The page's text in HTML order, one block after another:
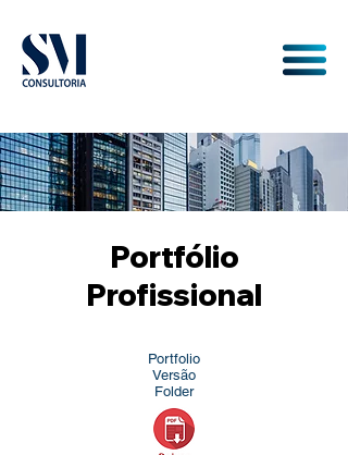
Portfólio
Profissional
Portfolio
Versão
Folder